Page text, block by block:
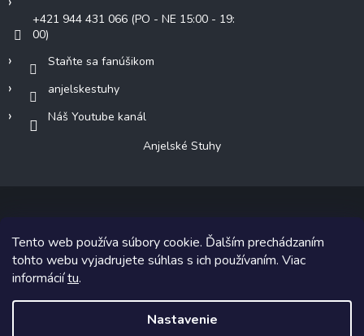
Tento web používa súbory cookie. Ďalším prechádzaním
tohto webu vyjadrujete súhlas s ich používaním. Viac
informáciítu.
Nastavenie
+421 944 431 066 (PO - NE 15:00 - 19:
00)
Staňte sa fanúšikom
anjelskestuhy
Náš Youtube kanál
Anjelské Stuhy
Copyright 2026Anjelské Stuhy. Všetky práva vyhradené.
Grafický návrh vytvoril a na Shoptet implementoval
Shoptetak.cz.